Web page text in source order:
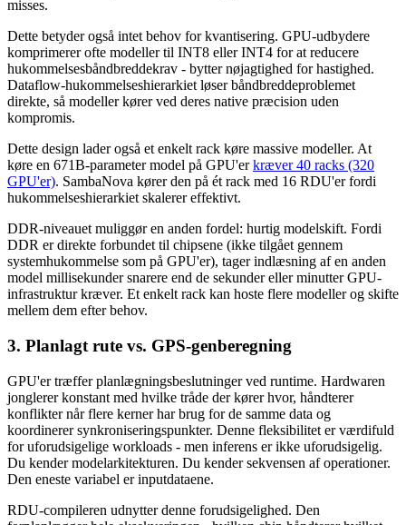
misses.
Dette betyder også intet behov for kvantisering. GPU-udbydere
komprimerer ofte modeller til INT8 eller INT4 for at reducere
hukommelsesbåndbreddekrav - bytter nøjagtighed for hastighed.
Dataflow-hukommelseshierarkiet løser båndbreddeproblemet
direkte, så modeller kører ved deres native præcision uden
kompromis.
Dette design lader også et enkelt rack køre massive modeller. At
køre en 671B-parameter model på GPU'er kræver 40 racks (320
GPU'er). SambaNova kører den på ét rack med 16 RDU'er fordi
hukommelseshierarkiet skalerer effektivt.
DDR-niveauet muliggør en anden fordel: hurtig modelskift. Fordi
DDR er direkte forbundet til chipsene (ikke tilgået gennem
systemhukommelse som på GPU'er), tager indlæsning af en anden
model millisekunder snarere end de sekunder eller minutter GPU-
infrastruktur kræver. Et enkelt rack kan hoste flere modeller og skifte
mellem dem efter behov.
3. Planlagt rute vs. GPS-genberegning
GPU'er træffer planlægningsbeslutninger ved runtime. Hardwaren
jonglerer konstant med hvilke tråde der kører hvor, håndterer
konflikter når flere kerner har brug for de samme data og
koordinerer synkroniseringspunkter. Denne fleksibilitet er værdifuld
for uforudsigelige workloads - men inferens er ikke uforudsigelig.
Du kender modelarkitekturen. Du kender sekvensen af operationer.
Den eneste variabel er inputdataene.
RDU-compileren udnytter denne forudsigelighed. Den